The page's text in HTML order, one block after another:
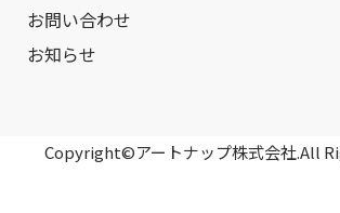
お問い合わせ
お知らせ
Copyright©アートナップ株式会社.All